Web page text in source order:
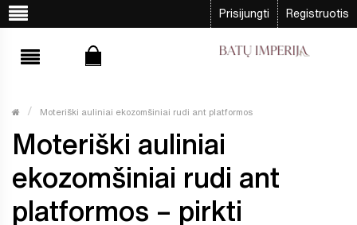
Prisijungti Registruotis
Moteriški auliniai ekozomšiniai rudi ant platformos
Moteriški auliniai
ekozomšiniai rudi ant
platformos – pirkti